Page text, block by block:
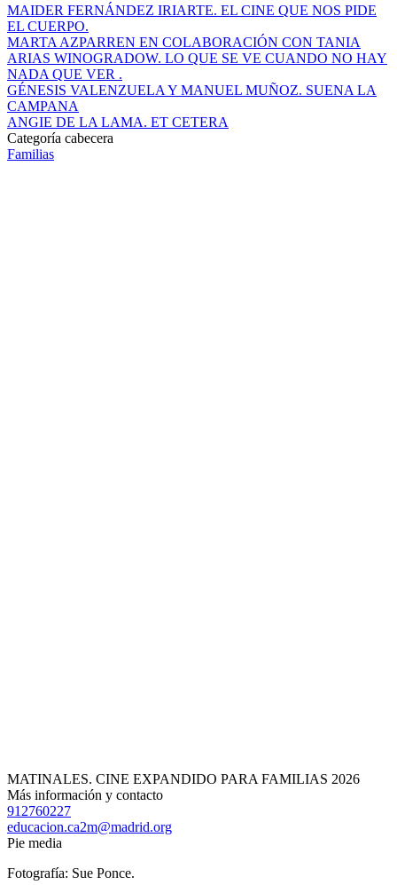
Eventos
MAIDER FERNÁNDEZ IRIARTE. EL CINE QUE NOS PIDE
EL CUERPO.
MARTA AZPARREN EN COLABORACIÓN CON TANIA
ARIAS WINOGRADOW. LO QUE SE VE CUANDO NO HAY
NADA QUE VER .
GÉNESIS VALENZUELA Y MANUEL MUÑOZ. SUENA LA
CAMPANA
ANGIE DE LA LAMA. ET CETERA
Categoría cabecera
MATINALES. CINE EXPANDIDO PARA FAMILIAS 2026
Más información y contacto
912760227
educacion.ca2m@madrid.org